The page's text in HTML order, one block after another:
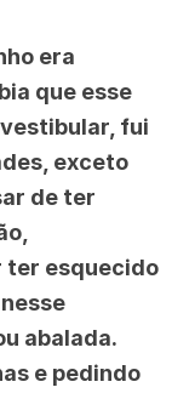
era
que esse
fui
exceto
de ter
ter esquecido
abalada.
e pedindo